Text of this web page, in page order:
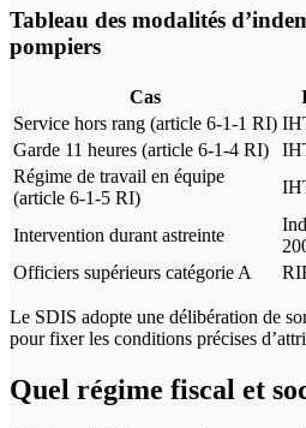
Tableau des modalités
pompiers
Cas
Service hors rang (article 6-1-1 RI)
Garde 11 heures (article 6-1-4 RI)
Régime de travail en équipe
(article 6-1-5 RI)
Intervention durant astreinte
Officiers supérieurs catégorie A
Le SDIS adopte une délibération de
pour fixer les conditions précises
Quel régime fiscal et